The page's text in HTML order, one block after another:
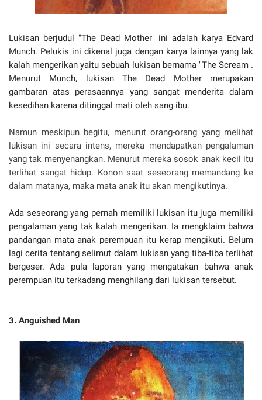
Lukisan berjudul "The Dead Mother" ini adalah karya Edvard
Munch. Pelukis ini dikenal juga dengan karya lainnya yang lak
kalah mengerikan yaitu sebuah lukisan bernama "The Scream".
Menurut Munch, lukisan The Dead Mother merupakan
gambaran atas perasaannya yang sangat menderita dalam
kesedihan karena ditinggal mati oleh sang ibu.
Namun meskipun begitu, menurut orang-orang yang melihat
lukisan ini secara intens, mereka mendapatkan pengalaman
yang tak menyenangkan. Menurut mereka sosok anak kecil itu
terlihat sangat hidup. Konon saat seseorang memandang ke
dalam matanya, maka mata anak itu akan mengikutinya.
Ada seseorang yang pernah memiliki lukisan itu juga memiliki
pengalaman yang tak kalah mengerikan. Ia mengklaim bahwa
pandangan mata anak perempuan itu kerap mengikuti. Belum
lagi cerita tentang selimut dalam lukisan yang tiba-tiba terlihat
bergeser. Ada pula laporan yang mengatakan bahwa anak
perempuan itu terkadang menghilang dari lukisan tersebut.
3. Anguished Man